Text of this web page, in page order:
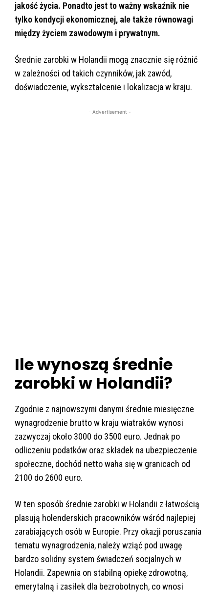
jakość życia. Ponadto jest to ważny wskaźnik nie
tylko kondycji ekonomicznej, ale także równowagi
między życiem zawodowym i prywatnym.
Średnie zarobki w Holandii mogą znacznie się różnić
w zależności od takich czynników, jak zawód,
doświadczenie, wykształcenie i lokalizacja w kraju.
- Advertisement -
Ile wynoszą średnie
zarobki w Holandii?
Zgodnie z najnowszymi danymi średnie miesięczne
wynagrodzenie brutto w kraju wiatraków wynosi
zazwyczaj około 3000 do 3500 euro. Jednak po
odliczeniu podatków oraz składek na ubezpieczenie
społeczne, dochód netto waha się w granicach od
2100 do 2600 euro.
W ten sposób średnie zarobki w Holandii z łatwością
plasują holenderskich pracowników wśród najlepiej
zarabiających osób w Europie. Przy okazji poruszania
tematu wynagrodzenia, należy wziąć pod uwagę
bardzo solidny system świadczeń socjalnych w
Holandii. Zapewnia on stabilną opiekę zdrowotną,
emerytalną i zasiłek dla bezrobotnych, co wnosi